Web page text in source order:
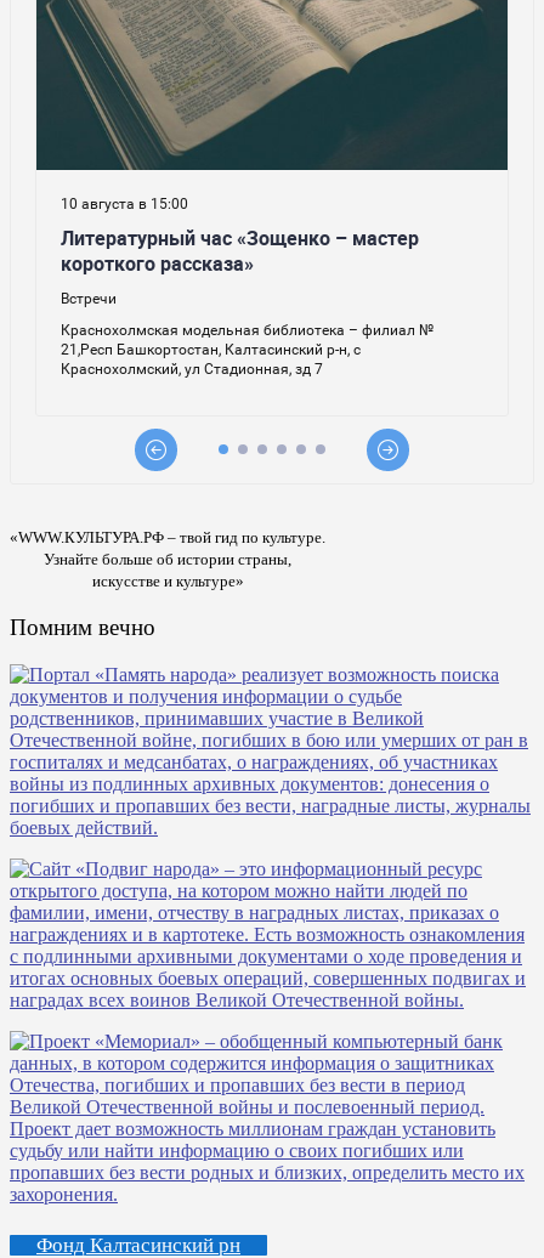
«WWW.КУЛЬТУРА.РФ – твой гид по культуре.
Узнайте больше об истории страны,
искусстве и культуре»
Помним вечно
Фонд Калтасинский рн